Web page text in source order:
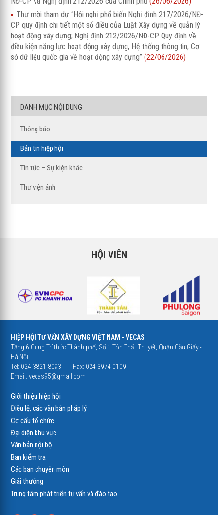
Thư mời tham dự “Hội nghị phổ biến Nghị định 217/2026/NĐ-
CP quy định chi tiết một số điều của Luật Xây dựng về quản lý
hoạt động xây dựng; Nghị định 212/2026/NĐ-CP Quy định về
điều kiện năng lực hoạt động xây dựng, Hệ thống thông tin, Cơ
sở dữ liệu quốc gia về hoạt động xây dựng”(22/06/2026)
DANH MỤC NỘI DUNG
Thông báo
Bản tin hiệp hội
Tin tức – Sự kiện khác
Thư viện ảnh
HỘI VIÊN
HIỆP HỘI TƯ VẤN XÂY DỰNG VIỆT NAM - VECAS
Tầng 6 Cung Trí thức Thành phố, Số 1 Tôn Thất Thuyết, Quận Cầu Giấy -
Hà Nội
Tel: 024 3821 8093
Fax: 024 3974 0109
Email:vecas95@gmail.com
Giới thiệu hiệp hội
Điều lệ, các văn bản pháp lý
Cơ cấu tổ chức
Đại diện khu vực
Văn bản nội bộ
Ban kiểm tra
Các ban chuyên môn
Giải thưởng
Trung tâm phát triển tư vấn và đào tạo